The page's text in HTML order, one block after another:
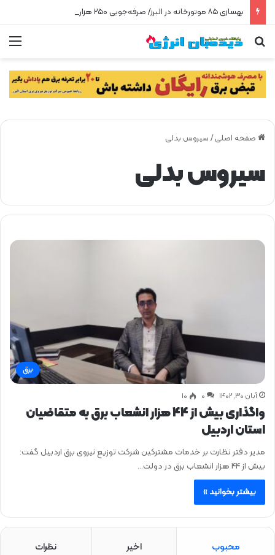
جستجو برای
صفحه اصلی / سيروس بدلی
سيروس بدلی
برق
آبان ۳۰, ۱۴۰۲ 0 ۱۰
واگذاری بیش از 44 هزار انشعاب برق به متقاضیان
استان اردبيل
مدیر دفتر نظارت بر خدمات مشترکین شرکت توزیع نیروی برق اردبيل گفت:
بیش از 44 هزار انشعاب برق در دولت…
بیشتر بخوانید »
محبوب اخیر نظرات